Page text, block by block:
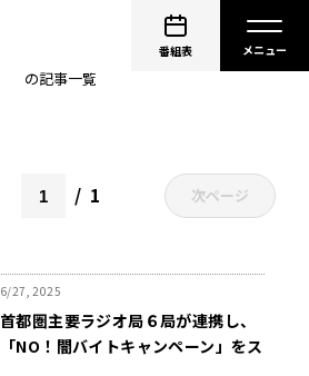
番組表
の記事一覧
1 次ページ
6/27, 2025
首都圏主要ラジオ局６局が連携し、
「NO！闇バイトキャンペーン」をス